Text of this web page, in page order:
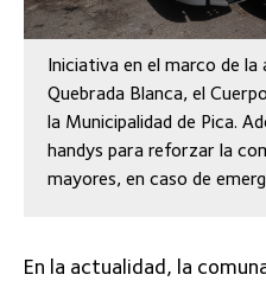
Iniciativa en el marco de la
Quebrada Blanca, el
la Municipalidad de Pica.
handys para reforzar la
mayores, en caso de
En la actualidad, la